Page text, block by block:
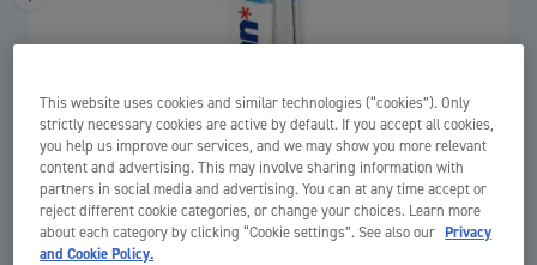
This website uses cookies and similar technologies (“cookies”). Only
strictly necessary cookies are active by default. If you accept all cookies,
you help us improve our services, and we may show you more relevant
content and advertising. This may involve sharing information with
partners in social media and advertising. You can at any time accept or
reject different cookie categories, or change your choices. Learn more
about each category by clicking “Cookie settings”. See also our Privacy
and Cookie Policy.